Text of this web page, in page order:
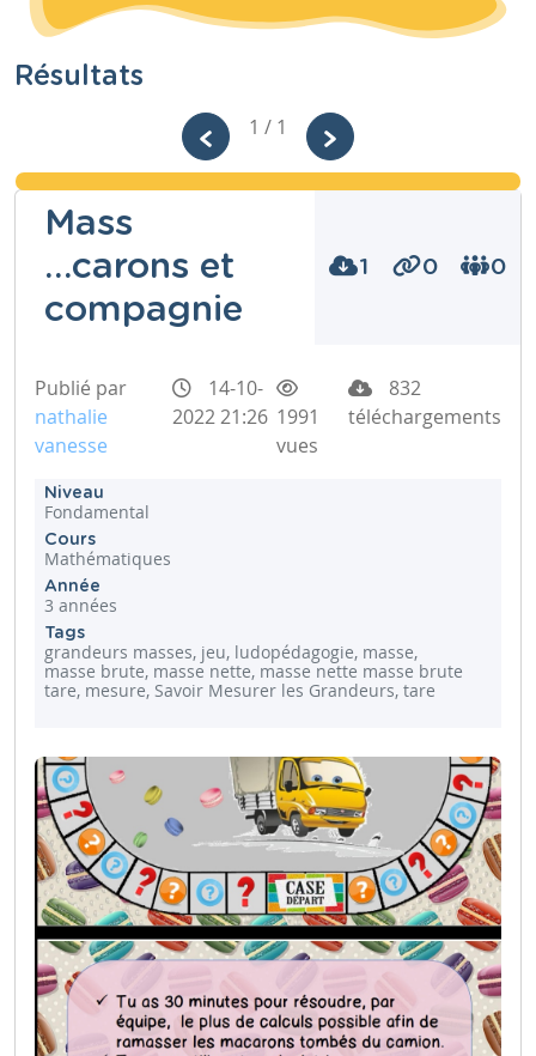
Résultats
1 / 1
Mass
...carons et
compagnie
1 0 0
Publié par
nathalie
vanesse
14-10-
2022 21:26 1991
vues
832
téléchargements
Niveau
Fondamental
Cours
Mathématiques
Année
3 années
Tags
grandeurs masses, jeu, ludopédagogie, masse,
masse brute, masse nette, masse nette masse brute
tare, mesure, Savoir Mesurer les Grandeurs, tare